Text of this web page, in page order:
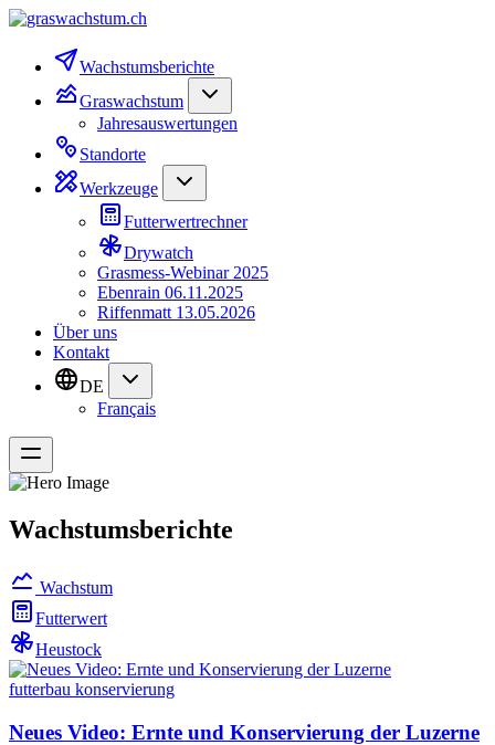
Wachstumsberichte
Graswachstum
Jahresauswertungen
Standorte
Werkzeuge
Futterwertrechner
Drywatch
Grasmess-Webinar 2025
Ebenrain 06.11.2025
Riffenmatt 13.05.2026
Über uns
Kontakt
DE
Français
Wachstumsberichte
Wachstum
Futterwert
Heustock
futterbau konservierung
Neues Video: Ernte und Konservierung der Luzerne